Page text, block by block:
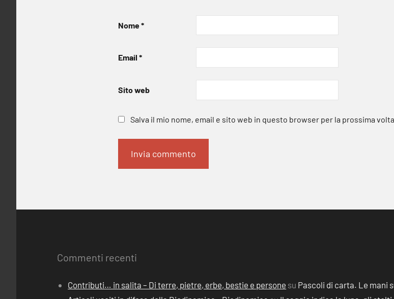
Nome*
Email *
Sito web
Salva il mio nome, email e sito web in questo browser per la prossima
Commenti recenti
Contributi… in salita – Di terre, pietre, erbe, bestie e persone su Pascoli di carta. Le mani